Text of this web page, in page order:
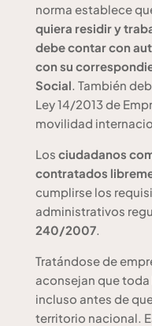
norma establece
quiera residir y
debe contar con
con su
Social. También
Ley 14/2013 de
movilidad
Los ciudadanos
contratados
cumplirse los
administrativos
240/2007.
Tratándose de
aconsejan que
incluso antes de
territorio nacional.